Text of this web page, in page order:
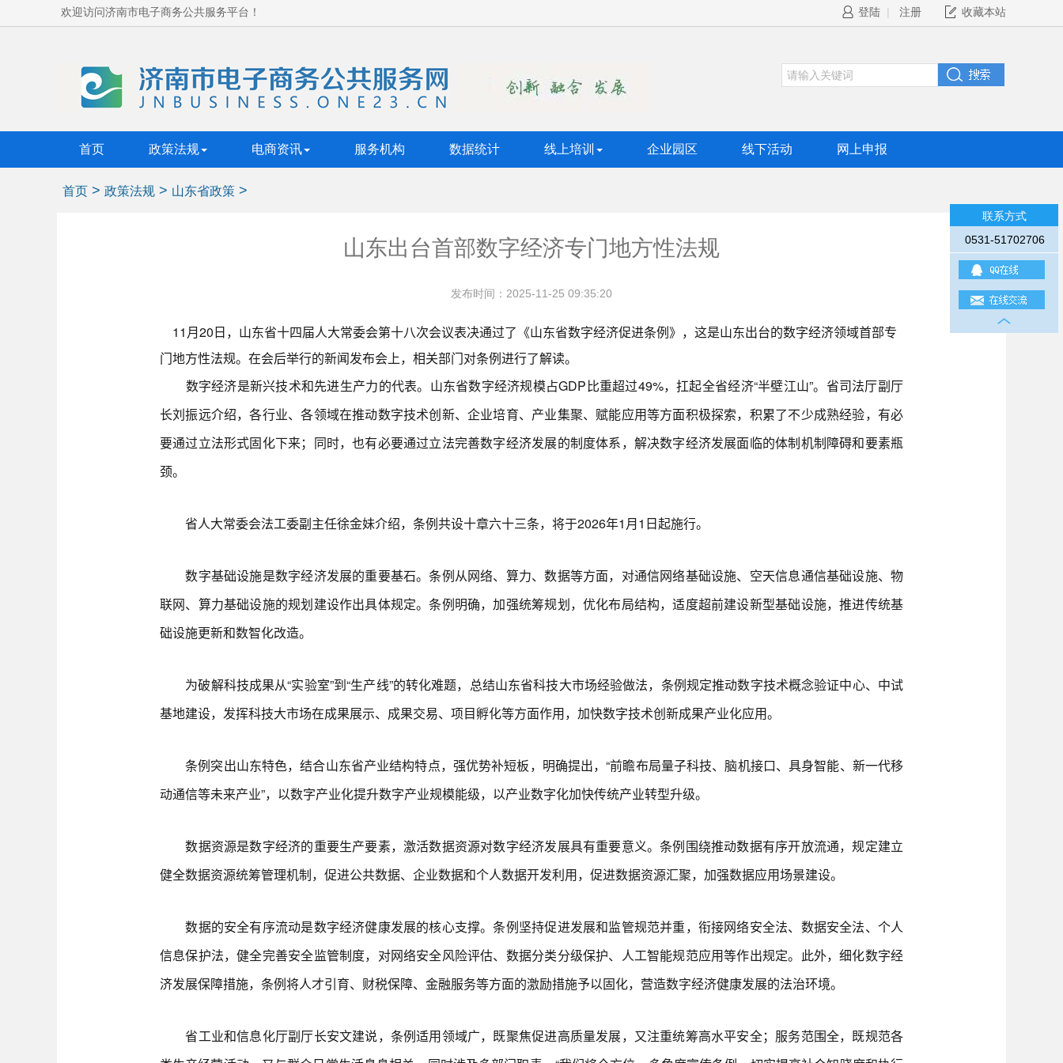
欢迎访问济南市电子商务公共服务平台！ 收藏本站
登陆 | 注册
联系方式
0531-51702706
首页 政策法规 电商资讯 服务机构 数据统计 线上培训 企业园区 线下活动 网上申报
首页 > 政策法规 > 山东省政策 >
山东出台首部数字经济专门地方性法规
发布时间：2025-11-25 09:35:20
11月20日，山东省十四届人大常委会第十八次会议表决通过了《山东省数字经济促进条例》，这是山东出台的数字经济领域首部专
门地方性法规。在会后举行的新闻发布会上，相关部门对条例进行了解读。
数字经济是新兴技术和先进生产力的代表。山东省数字经济规模占GDP比重超过49%，扛起全省经济“半壁江山”。省司法厅副厅
长刘振远介绍，各行业、各领域在推动数字技术创新、企业培育、产业集聚、赋能应用等方面积极探索，积累了不少成熟经验，有必
要通过立法形式固化下来；同时，也有必要通过立法完善数字经济发展的制度体系，解决数字经济发展面临的体制机制障碍和要素瓶
颈。
省人大常委会法工委副主任徐金妹介绍，条例共设十章六十三条，将于2026年1月1日起施行。
数字基础设施是数字经济发展的重要基石。条例从网络、算力、数据等方面，对通信网络基础设施、空天信息通信基础设施、物
联网、算力基础设施的规划建设作出具体规定。条例明确，加强统筹规划，优化布局结构，适度超前建设新型基础设施，推进传统基
础设施更新和数智化改造。
为破解科技成果从“实验室”到“生产线”的转化难题，总结山东省科技大市场经验做法，条例规定推动数字技术概念验证中心、中试
基地建设，发挥科技大市场在成果展示、成果交易、项目孵化等方面作用，加快数字技术创新成果产业化应用。
条例突出山东特色，结合山东省产业结构特点，强优势补短板，明确提出，“前瞻布局量子科技、脑机接口、具身智能、新一代移
动通信等未来产业”，以数字产业化提升数字产业规模能级，以产业数字化加快传统产业转型升级。
数据资源是数字经济的重要生产要素，激活数据资源对数字经济发展具有重要意义。条例围绕推动数据有序开放流通，规定建立
健全数据资源统筹管理机制，促进公共数据、企业数据和个人数据开发利用，促进数据资源汇聚，加强数据应用场景建设。
数据的安全有序流动是数字经济健康发展的核心支撑。条例坚持促进发展和监管规范并重，衔接网络安全法、数据安全法、个人
信息保护法，健全完善安全监管制度，对网络安全风险评估、数据分类分级保护、人工智能规范应用等作出规定。此外，细化数字经
济发展保障措施，条例将人才引育、财税保障、金融服务等方面的激励措施予以固化，营造数字经济健康发展的法治环境。
省工业和信息化厅副厅长安文建说，条例适用领域广，既聚焦促进高质量发展，又注重统筹高水平安全；服务范围全，既规范各